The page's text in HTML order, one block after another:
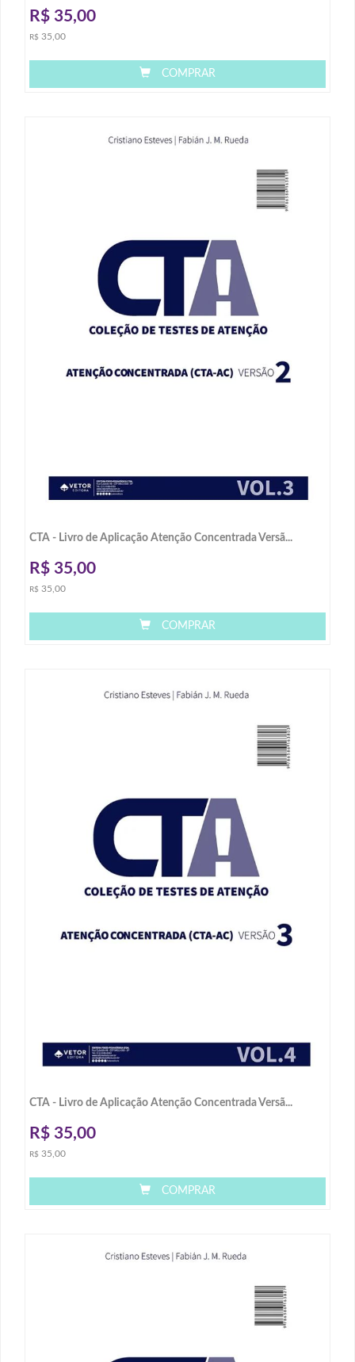
R$ 35,00
R$ 35,00
COMPRAR
CTA - Livro de Aplicação Atenção Concentrada Versã...
R$ 35,00
R$ 35,00
COMPRAR
CTA - Livro de Aplicação Atenção Concentrada Versã...
R$ 35,00
R$ 35,00
COMPRAR